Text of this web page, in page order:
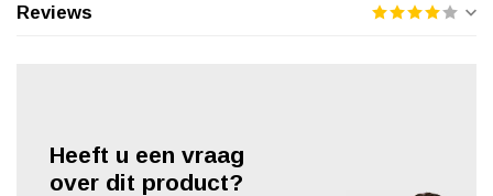
Reviews
Heeft u een vraag
over dit product?